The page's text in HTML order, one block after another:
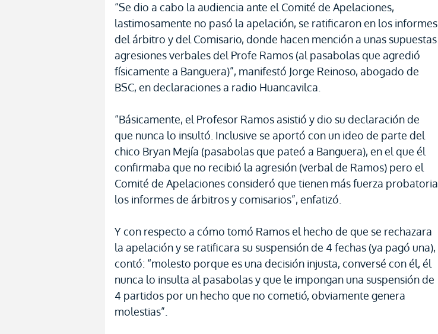
“Se dio a cabo la audiencia ante el Comité de Apelaciones,
lastimosamente no pasó la apelación, se ratificaron en los informes
del árbitro y del Comisario, donde hacen mención a unas supuestas
agresiones verbales del Profe Ramos (al pasabolas que agredió
físicamente a Banguera)”, manifestó Jorge Reinoso, abogado de
BSC, en declaraciones a radio Huancavilca.
“Básicamente, el Profesor Ramos asistió y dio su declaración de
que nunca lo insultó. Inclusive se aportó con un ideo de parte del
chico Bryan Mejía (pasabolas que pateó a Banguera), en el que él
confirmaba que no recibió la agresión (verbal de Ramos) pero el
Comité de Apelaciones consideró que tienen más fuerza probatoria
los informes de árbitros y comisarios”, enfatizó.
Y con respecto a cómo tomó Ramos el hecho de que se rechazara
la apelación y se ratificara su suspensión de 4 fechas (ya pagó una),
contó: “molesto porque es una decisión injusta, conversé con él, él
nunca lo insulta al pasabolas y que le impongan una suspensión de
4 partidos por un hecho que no cometió, obviamente genera
molestias”.